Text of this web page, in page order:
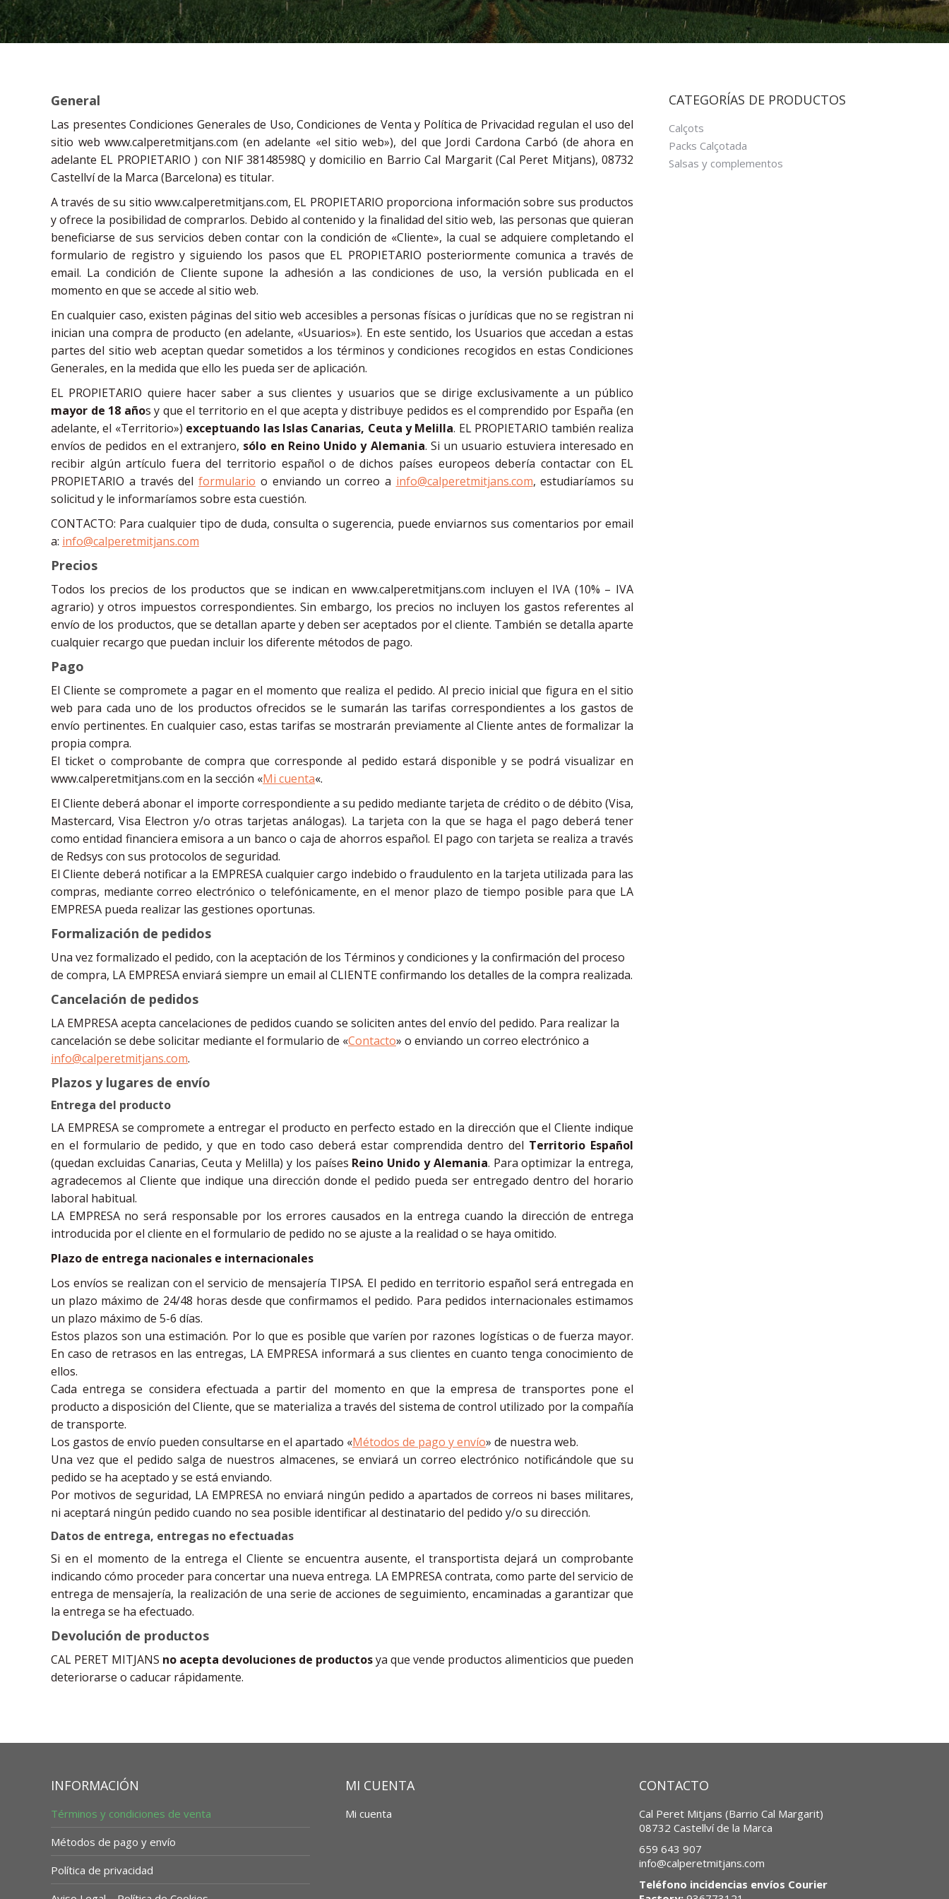
General
Las presentes Condiciones Generales de Uso, Condiciones de Venta y Política de Privacidad regulan el uso del
sitio web www.calperetmitjans.com (en adelante «el sitio web»), del que Jordi Cardona Carbó (de ahora en
adelante EL PROPIETARIO ) con NIF 38148598Q y domicilio en Barrio Cal Margarit (Cal Peret Mitjans), 08732
Castellví de la Marca (Barcelona) es titular.
A través de su sitio www.calperetmitjans.com, EL PROPIETARIO proporciona información sobre sus productos
y ofrece la posibilidad de comprarlos. Debido al contenido y la finalidad del sitio web, las personas que quieran
beneficiarse de sus servicios deben contar con la condición de «Cliente», la cual se adquiere completando el
formulario de registro y siguiendo los pasos que EL PROPIETARIO posteriormente comunica a través de
email. La condición de Cliente supone la adhesión a las condiciones de uso, la versión publicada en el
momento en que se accede al sitio web.
En cualquier caso, existen páginas del sitio web accesibles a personas físicas o jurídicas que no se registran ni
inician una compra de producto (en adelante, «Usuarios»). En este sentido, los Usuarios que accedan a estas
partes del sitio web aceptan quedar sometidos a los términos y condiciones recogidos en estas Condiciones
Generales, en la medida que ello les pueda ser de aplicación.
EL PROPIETARIO quiere hacer saber a sus clientes y usuarios que se dirige exclusivamente a un público
mayor de 18 años y que el territorio en el que acepta y distribuye pedidos es el comprendido por España (en
adelante, el «Territorio») exceptuando las Islas Canarias, Ceuta y Melilla. EL PROPIETARIO también realiza
envíos de pedidos en el extranjero, sólo en Reino Unido y Alemania. Si un usuario estuviera interesado en
recibir algún artículo fuera del territorio español o de dichos países europeos debería contactar con EL
PROPIETARIO a través del formulario o enviando un correo a info@calperetmitjans.com, estudiaríamos su
solicitud y le informaríamos sobre esta cuestión.
CONTACTO: Para cualquier tipo de duda, consulta o sugerencia, puede enviarnos sus comentarios por email
a: info@calperetmitjans.com
Precios
Todos los precios de los productos que se indican en www.calperetmitjans.com incluyen el IVA (10% – IVA
agrario) y otros impuestos correspondientes. Sin embargo, los precios no incluyen los gastos referentes al
envío de los productos, que se detallan aparte y deben ser aceptados por el cliente. También se detalla aparte
cualquier recargo que puedan incluir los diferente métodos de pago.
Pago
El Cliente se compromete a pagar en el momento que realiza el pedido. Al precio inicial que figura en el sitio
web para cada uno de los productos ofrecidos se le sumarán las tarifas correspondientes a los gastos de
envío pertinentes. En cualquier caso, estas tarifas se mostrarán previamente al Cliente antes de formalizar la
propia compra.
El ticket o comprobante de compra que corresponde al pedido estará disponible y se podrá visualizar en
www.calperetmitjans.com en la sección «Mi cuenta«.
El Cliente deberá abonar el importe correspondiente a su pedido mediante tarjeta de crédito o de débito (Visa,
Mastercard, Visa Electron y/o otras tarjetas análogas). La tarjeta con la que se haga el pago deberá tener
como entidad financiera emisora a un banco o caja de ahorros español. El pago con tarjeta se realiza a través
de Redsys con sus protocolos de seguridad.
El Cliente deberá notificar a la EMPRESA cualquier cargo indebido o fraudulento en la tarjeta utilizada para las
compras, mediante correo electrónico o telefónicamente, en el menor plazo de tiempo posible para que LA
EMPRESA pueda realizar las gestiones oportunas.
Formalización de pedidos
Una vez formalizado el pedido, con la aceptación de los Términos y condiciones y la confirmación del proceso
de compra, LA EMPRESA enviará siempre un email al CLIENTE confirmando los detalles de la compra realizada.
Cancelación de pedidos
LA EMPRESA acepta cancelaciones de pedidos cuando se soliciten antes del envío del pedido. Para realizar la
cancelación se debe solicitar mediante el formulario de «Contacto» o enviando un correo electrónico a
info@calperetmitjans.com.
Plazos y lugares de envío
Entrega del producto
LA EMPRESA se compromete a entregar el producto en perfecto estado en la dirección que el Cliente indique
en el formulario de pedido, y que en todo caso deberá estar comprendida dentro del Territorio Español
(quedan excluidas Canarias, Ceuta y Melilla) y los países Reino Unido y Alemania. Para optimizar la entrega,
agradecemos al Cliente que indique una dirección donde el pedido pueda ser entregado dentro del horario
laboral habitual.
LA EMPRESA no será responsable por los errores causados en la entrega cuando la dirección de entrega
introducida por el cliente en el formulario de pedido no se ajuste a la realidad o se haya omitido.
Plazo de entrega nacionales e internacionales
Los envíos se realizan con el servicio de mensajería TIPSA. El pedido en territorio español será entregada en
un plazo máximo de 24/48 horas desde que confirmamos el pedido. Para pedidos internacionales estimamos
un plazo máximo de 5-6 días.
Estos plazos son una estimación. Por lo que es posible que varíen por razones logísticas o de fuerza mayor.
En caso de retrasos en las entregas, LA EMPRESA informará a sus clientes en cuanto tenga conocimiento de
ellos.
Cada entrega se considera efectuada a partir del momento en que la empresa de transportes pone el
producto a disposición del Cliente, que se materializa a través del sistema de control utilizado por la compañía
de transporte.
Los gastos de envío pueden consultarse en el apartado «Métodos de pago y envío» de nuestra web.
Una vez que el pedido salga de nuestros almacenes, se enviará un correo electrónico notificándole que su
pedido se ha aceptado y se está enviando.
Por motivos de seguridad, LA EMPRESA no enviará ningún pedido a apartados de correos ni bases militares,
ni aceptará ningún pedido cuando no sea posible identificar al destinatario del pedido y/o su dirección.
Datos de entrega, entregas no efectuadas
Si en el momento de la entrega el Cliente se encuentra ausente, el transportista dejará un comprobante
indicando cómo proceder para concertar una nueva entrega. LA EMPRESA contrata, como parte del servicio de
entrega de mensajería, la realización de una serie de acciones de seguimiento, encaminadas a garantizar que
la entrega se ha efectuado.
Devolución de productos
CAL PERET MITJANS no acepta devoluciones de productosya que vende productos alimenticios que pueden
deteriorarse o caducar rápidamente.
CATEGORÍAS DE PRODUCTOS
Calçots
Packs Calçotada
Salsas y complementos
INFORMACIÓN
Términos y condiciones de venta
Métodos de pago y envío
Política de privacidad
MI CUENTA
Mi cuenta
CONTACTO
Cal Peret Mitjans (Barrio Cal Margarit)
08732 Castellví de la Marca
659 643 907
info@calperetmitjans.com
Teléfono incidencias envíos Courier